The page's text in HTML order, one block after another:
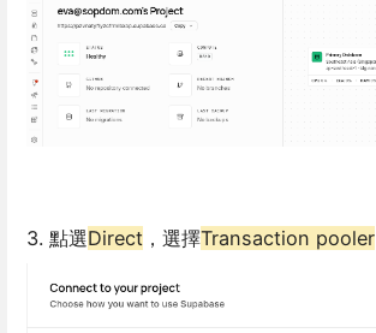
3. 點選Direct ，選擇Transaction pooler